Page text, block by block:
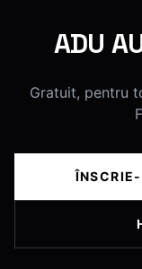
ADU
Gratuit, pentru